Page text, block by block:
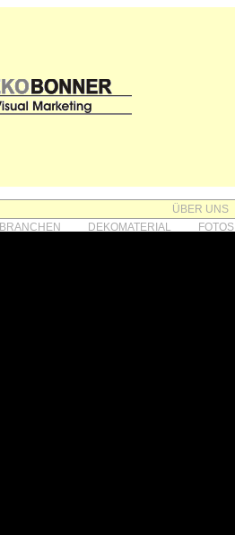
ÜBER UNS
BRANCHEN DEKOMATERIAL FOTOS